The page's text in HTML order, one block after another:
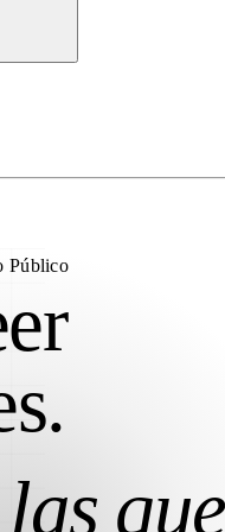
Público